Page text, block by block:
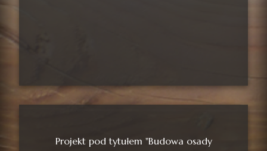
Projekt pod tytułem "Budowa osady